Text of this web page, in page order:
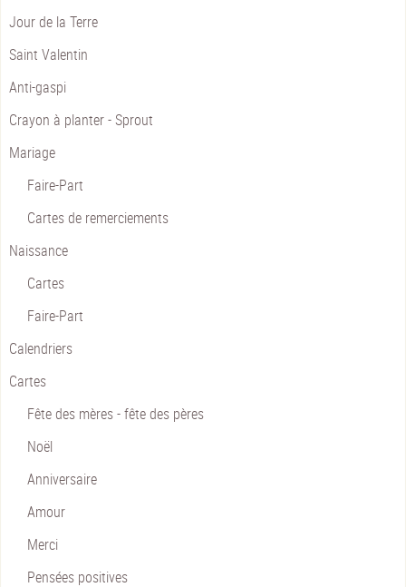
Jour de la Terre
Saint Valentin
Anti-gaspi
Crayon à planter - Sprout
Mariage
Faire-Part
Cartes de remerciements
Naissance
Cartes
Faire-Part
Calendriers
Cartes
Fête des mères - fête des pères
Noël
Anniversaire
Amour
Merci
Pensées positives